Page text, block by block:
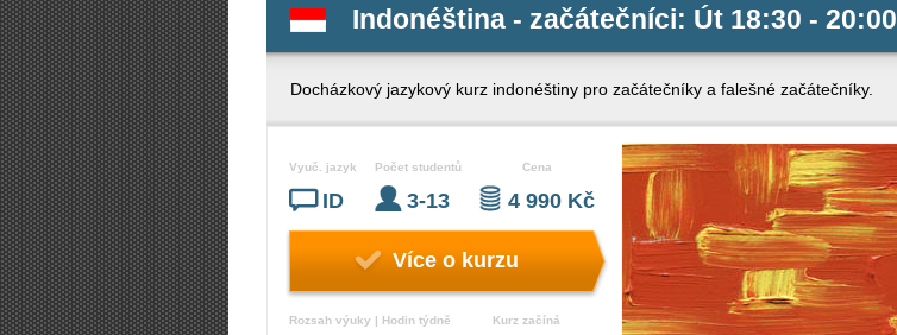
Indonéština - začátečníci: Út 18:30 - 20:00
Docházkový jazykový kurz indonéštiny pro začátečníky a falešné začátečníky.
Vyuč. jazyk
ID
Počet studentů
3-13
Cena
4 990 Kč
Více o kurzu
Rozsah výuky | Hodin týdně Kurz začíná